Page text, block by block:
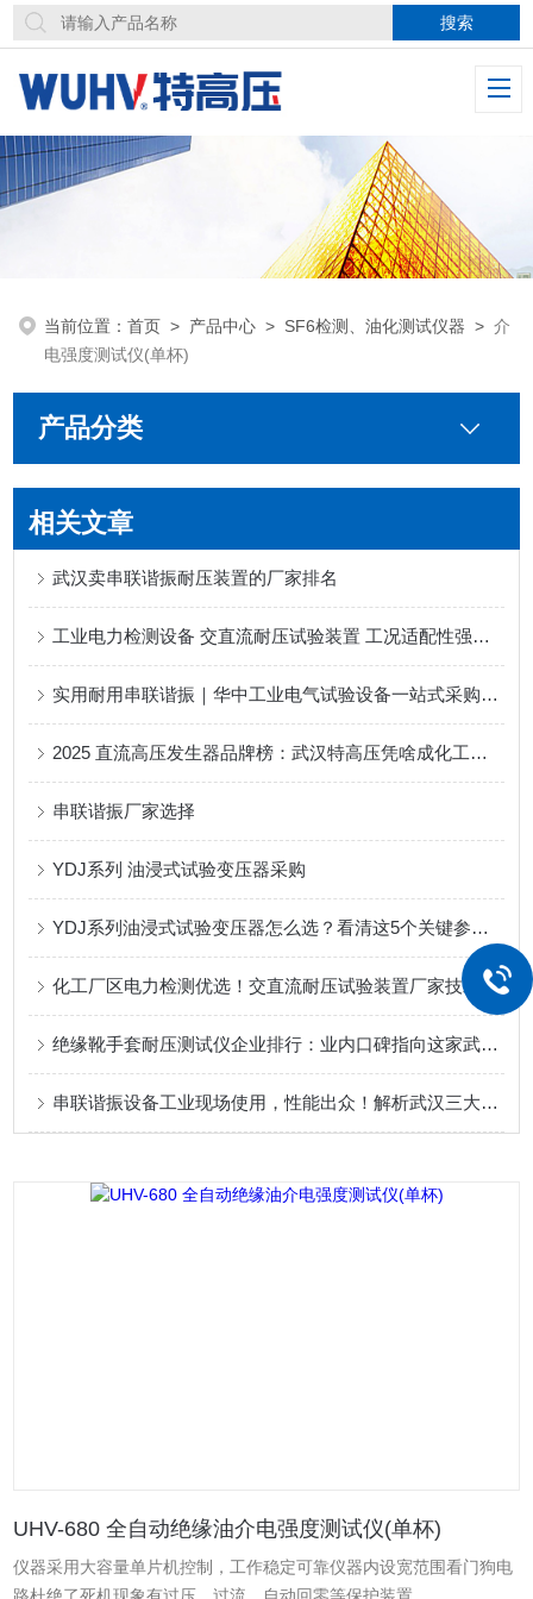
当前位置：首页 > 产品中心 > SF6检测、油化测试仪器 >介
电强度测试仪(单杯)
产品分类
相关文章
武汉卖串联谐振耐压装置的厂家排名
工业电力检测设备 交直流耐压试验装置 工况适配性强更耐用
实用耐用串联谐振｜华中工业电气试验设备一站式采购平台口碑之选
2025 直流高压发生器品牌榜：武汉特高压凭啥成化工领域性价比之选？
串联谐振厂家选择
YDJ系列 油浸式试验变压器采购
YDJ系列油浸式试验变压器怎么选？看清这5个关键参数，避免踩坑（
化工厂区电力检测优选！交直流耐压试验装置厂家技术与工况适配解析
绝缘靴手套耐压测试仪企业排行：业内口碑指向这家武汉企业
串联谐振设备工业现场使用，性能出众！解析武汉三大电力公司核心实力
UHV-680 全自动绝缘油介电强度测试仪(单杯)
仪器采用大容量单片机控制，工作稳定可靠仪器内设宽范围看门狗电